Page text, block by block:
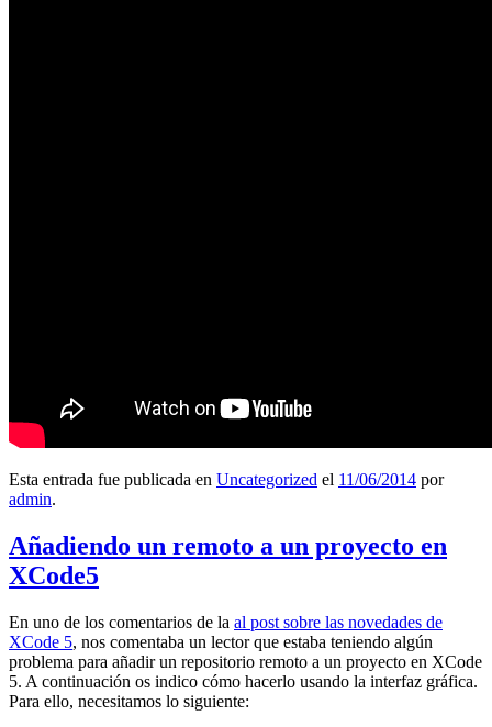
Esta entrada fue publicada en Uncategorized el 11/06/2014 por
admin.
Añadiendo un remoto a un proyecto en
XCode5
En uno de los comentarios de la al post sobre las novedades de
XCode 5, nos comentaba un lector que estaba teniendo algún
problema para añadir un repositorio remoto a un proyecto en XCode
5. A continuación os indico cómo hacerlo usando la interfaz gráfica.
Para ello, necesitamos lo siguiente: